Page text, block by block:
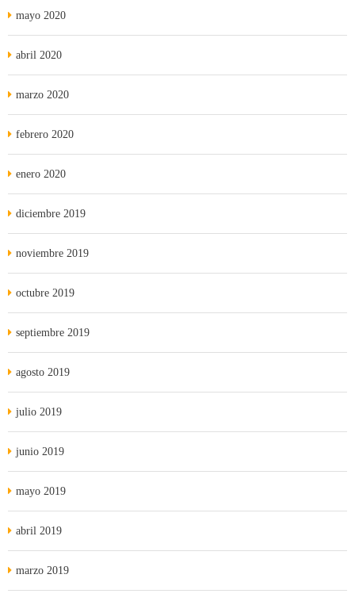
mayo 2020
abril 2020
marzo 2020
febrero 2020
enero 2020
diciembre 2019
noviembre 2019
octubre 2019
septiembre 2019
agosto 2019
julio 2019
junio 2019
mayo 2019
abril 2019
marzo 2019